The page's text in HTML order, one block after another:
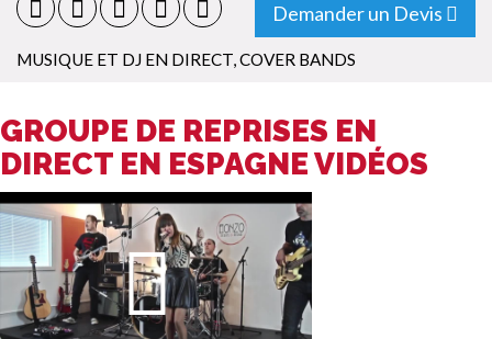
Demander un Devis
MUSIQUE ET DJ EN DIRECT,COVER BANDS
GROUPE DE REPRISES EN
DIRECT EN ESPAGNE VIDÉOS